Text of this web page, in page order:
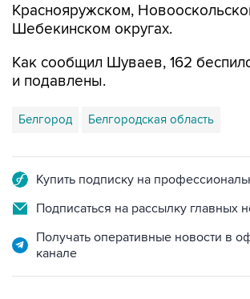
Краснояружском,
Шебекинском округах.
Как сообщил Шуваев, 162
и подавлены.
Белгород Белгородская область
Купить подписку на
Подписаться на рассылку главных
Получать оперативные новости в
канале